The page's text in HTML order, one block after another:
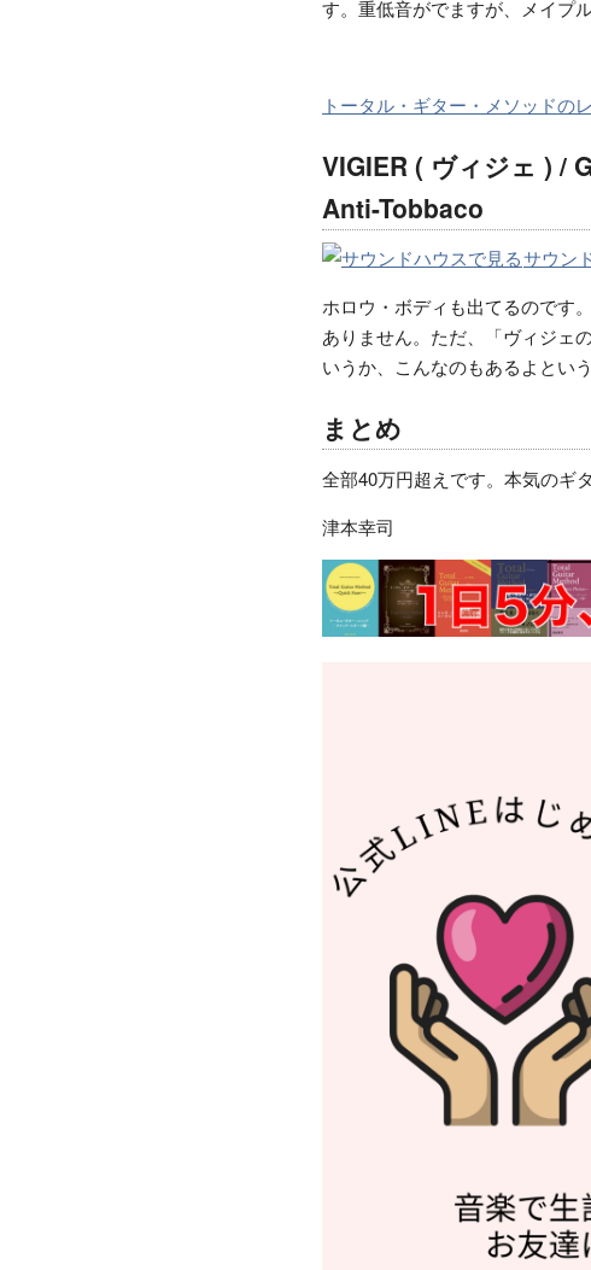
す。重低音がでますが、メイプ
トータル・ギター・メソッドの
VIGIER ( ヴィジェ ) /
Anti-Tobbaco
サウン
ホロウ・ボディも出てるのです
ありません。ただ、「ヴィジェ
いうか、こんなのもあるよとい
まとめ
全部40万円超えです。本気のギ
津本幸司